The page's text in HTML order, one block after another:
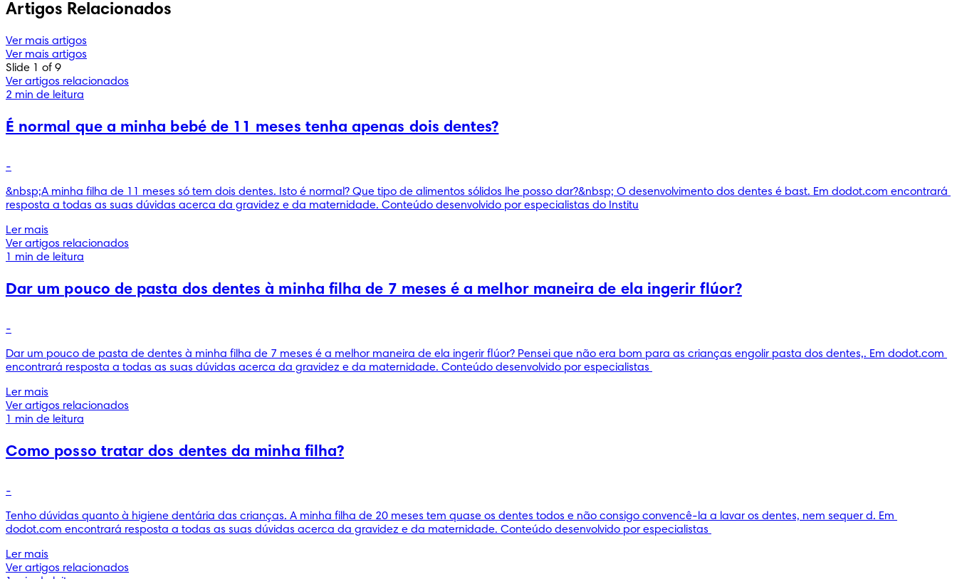
Artigos Relacionados
Ver mais artigos
Ver mais artigos
Slide 1 of 9
Ver artigos relacionados
2 min de leitura
É normal que a minha bebé de 11 meses tenha apenas dois dentes?
-
&nbsp;A minha filha de 11 meses só tem dois dentes. Isto é normal? Que tipo de alimentos sólidos lhe posso dar?&nbsp; O desenvolvimento dos dentes é bast. Em dodot.com encontrará
resposta a todas as suas dúvidas acerca da gravidez e da maternidade. Conteúdo desenvolvido por especialistas do Institu
Ler mais
Ver artigos relacionados
1 min de leitura
Dar um pouco de pasta dos dentes à minha filha de 7 meses é a melhor maneira de ela ingerir flúor?
-
Dar um pouco de pasta de dentes à minha filha de 7 meses é a melhor maneira de ela ingerir flúor? Pensei que não era bom para as crianças engolir pasta dos dentes,. Em dodot.com
encontrará resposta a todas as suas dúvidas acerca da gravidez e da maternidade. Conteúdo desenvolvido por especialistas
Ler mais
Ver artigos relacionados
1 min de leitura
Como posso tratar dos dentes da minha filha?
-
Tenho dúvidas quanto à higiene dentária das crianças. A minha filha de 20 meses tem quase os dentes todos e não consigo convencê-la a lavar os dentes, nem sequer d. Em
dodot.com encontrará resposta a todas as suas dúvidas acerca da gravidez e da maternidade. Conteúdo desenvolvido por especialistas
Ler mais
Ver artigos relacionados